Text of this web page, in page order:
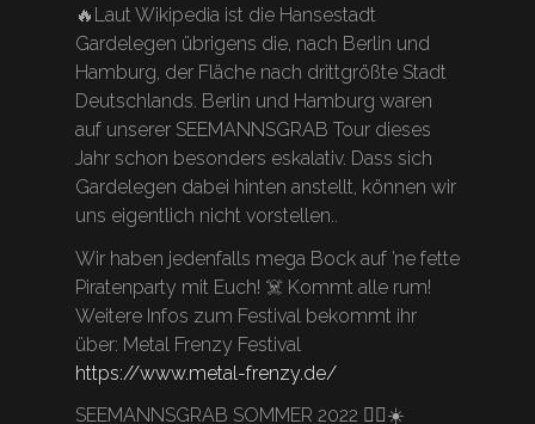
🔥Laut Wikipedia ist die Hansestadt
Gardelegen übrigens die, nach Berlin und
Hamburg, der Fläche nach drittgrößte Stadt
Deutschlands. Berlin und Hamburg waren
auf unserer SEEMANNSGRAB Tour dieses
Jahr schon besonders eskalativ. Dass sich
Gardelegen dabei hinten anstellt, können wir
uns eigentlich nicht vorstellen..
Wir haben jedenfalls mega Bock auf ’ne fette
Piratenparty mit Euch! ☠️ Kommt alle rum!
Weitere Infos zum Festival bekommt ihr
über: Metal Frenzy Festival
https://www.metal-frenzy.de/
SEEMANNSGRAB SOMMER 2022 🏴‍☠️☀️